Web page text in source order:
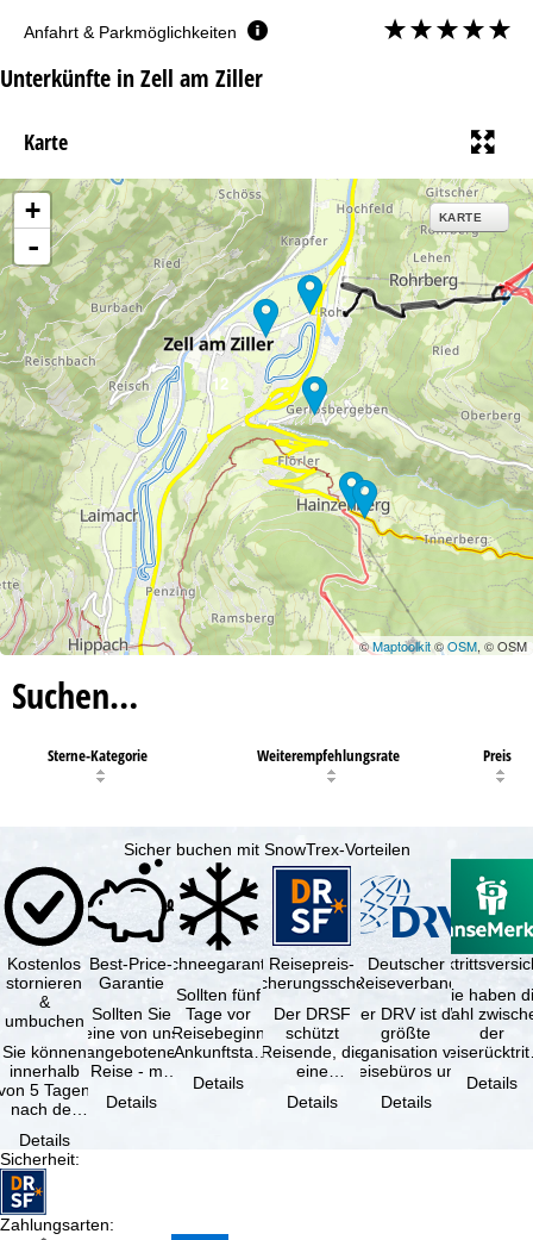
Anfahrt & Parkmöglichkeiten
Unterkünfte in Zell am Ziller
Karte
12
+
-
KARTE
©Maptoolkit©OSM, © OSM
Suchen…
Sterne-Kategorie Weiterempfehlungsrate Preis
Sicher buchen mit SnowTrex-Vorteilen
Kostenlos
stornieren
&
umbuchen
Sie können
innerhalb
5 Tagen
nach der
kostenfrei
…
Details
Best-Price-
Garantie
Sollten Sie
eine von uns
angebotene
Reise - mit
Verfügbarkeit
Details
Schneegarantie
Sollten fünf
Tage vor
Reisebeginn
(Ankunftstag)
aufgrund von
Schneemangel
Details
Reisepreis-
Sicherungsschein
Der DRSF
schützt
Reisende, die
eine
oder
Details
Deutscher
Reiseverband
Der DRV ist die
größte
Organisation von
Reisebüros und
Reiseveranstaltern
in …
Details
Sie haben
Wahl
der
(inklusive
Details
Sicherheit:
Zahlungsarten: